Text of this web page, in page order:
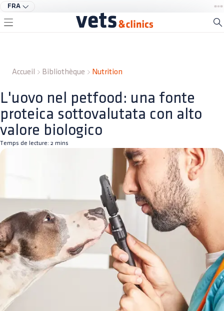
FRA
Accueil Bibliothèque Nutrition
L'uovo nel petfood: una fonte
proteica sottovalutata con alto
valore biologico
Temps de lecture: 2 mins